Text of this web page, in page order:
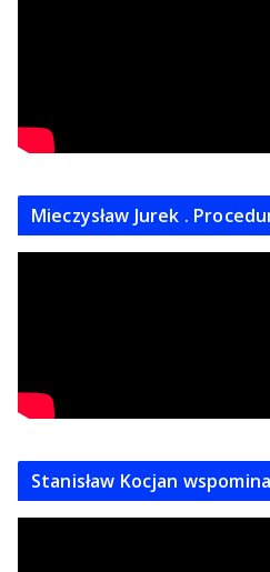
Mieczysław Jurek .
Stanisław Kocjan